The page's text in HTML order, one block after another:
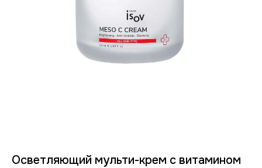
Осветляющий мульти-крем с витамином